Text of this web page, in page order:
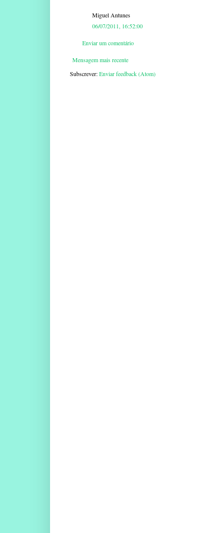
Miguel Antunes
06/07/2011, 16:52:00
Enviar um comentário
Mensagem mais recente
Subscrever:Enviar feedback (Atom)